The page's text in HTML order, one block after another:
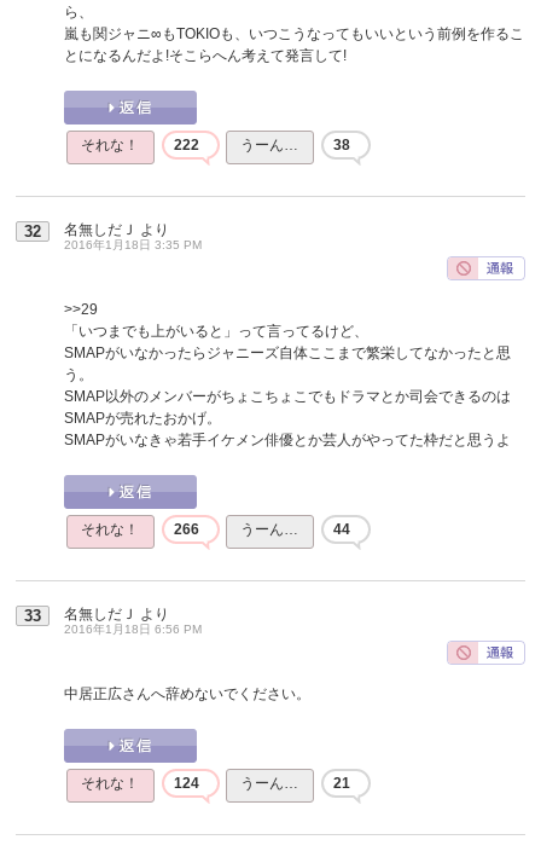
ら、
嵐も関ジャニ∞もTOKIOも、いつこうなってもいいという前例を作るこ
とになるんだよ!そこらへん考えて発言して!
それな！ 222 うーん… 38
32 名無しだＪ より
2016年1月18日 3:35 PM
>>29
「いつまでも上がいると」って言ってるけど、
SMAPがいなかったらジャニーズ自体ここまで繁栄してなかったと思
う。
SMAP以外のメンバーがちょこちょこでもドラマとか司会できるのは
SMAPが売れたおかげ。
SMAPがいなきゃ若手イケメン俳優とか芸人がやってた枠だと思うよ
それな！ 266 うーん… 44
33 名無しだＪ より
2016年1月18日 6:56 PM
中居正広さんへ辞めないでください。
それな！ 124 うーん… 21